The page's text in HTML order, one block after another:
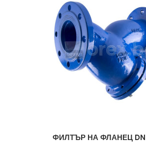
ФИЛТЪР НА ФЛАНЕЦ DN